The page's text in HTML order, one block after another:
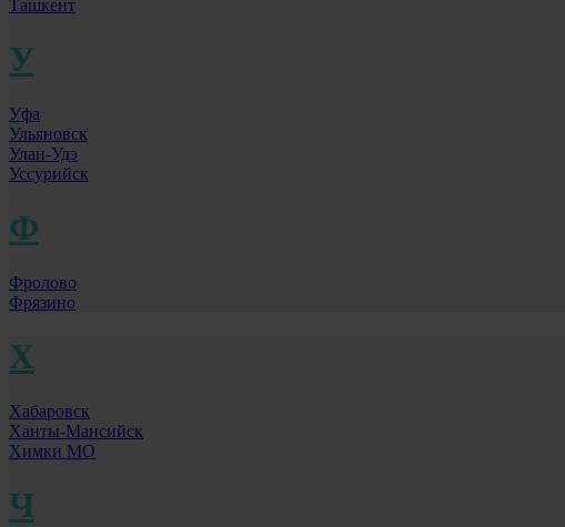
Ташкент
У
Уфа
Ульяновск
Улан-Удэ
Уссурийск
Ф
Фролово
Фрязино
Х
Хабаровск
Ханты-Мансийск
Химки МО
Ч